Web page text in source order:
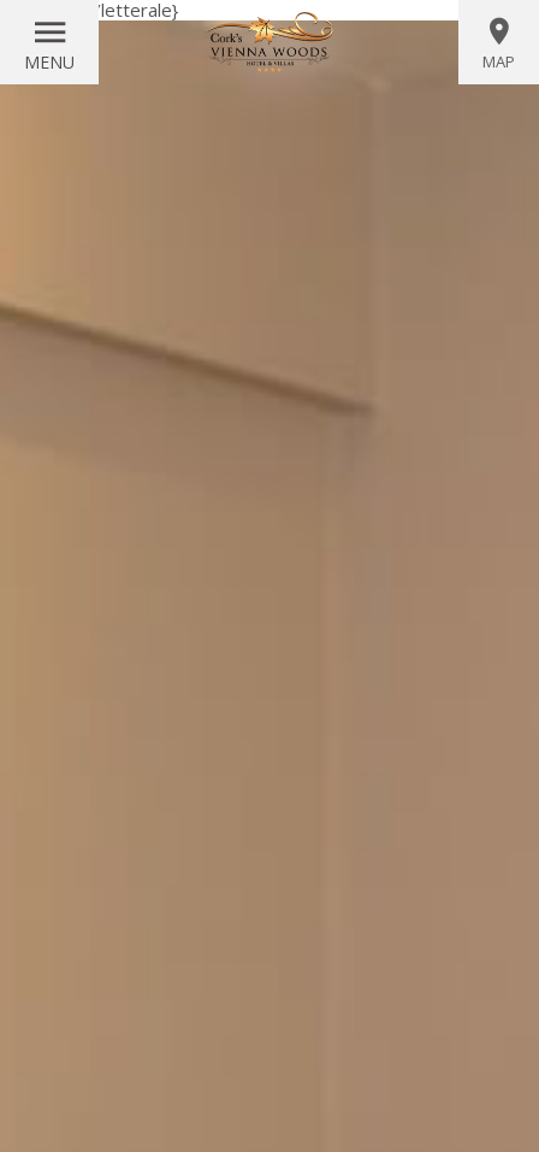
{/letterale}
MENU MAP